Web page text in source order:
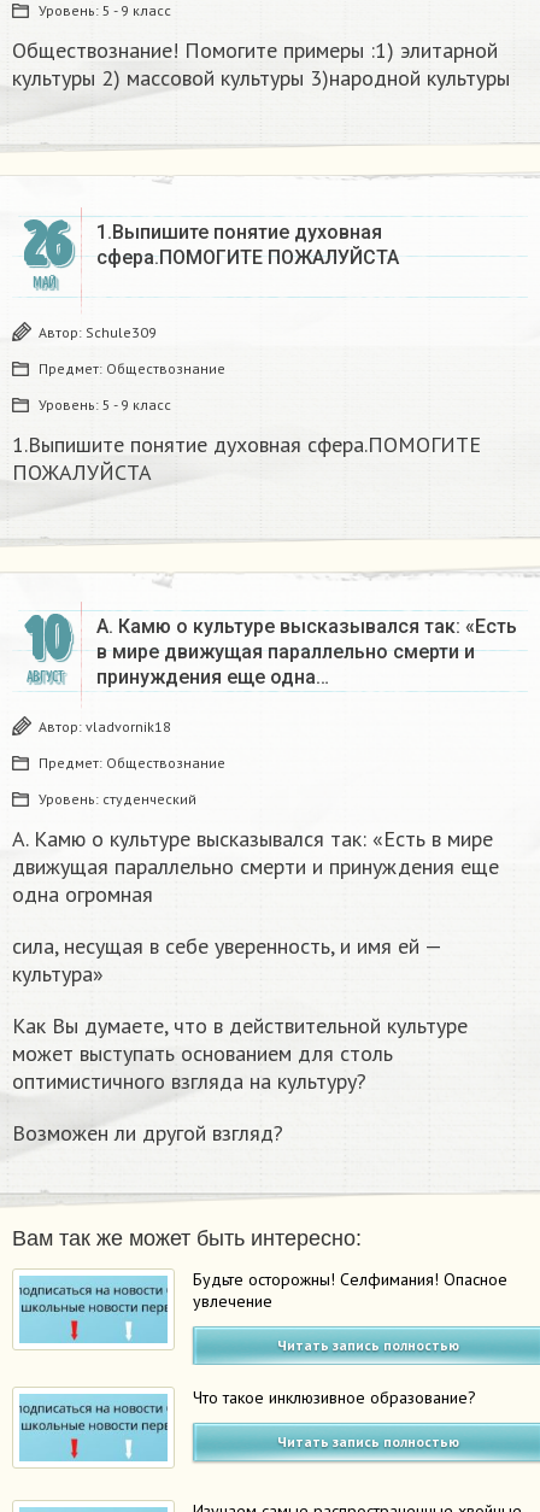
Уровень: 5 - 9 класс
Обществознание! Помогите примеры :1) элитарной
культуры 2) массовой культуры 3)народной культуры​
26
МАЙ
1.Выпишите понятие духовная
сфера.ПОМОГИТЕ ПОЖАЛУЙСТА​
Автор: Schule309
Предмет: Обществознание
Уровень: 5 - 9 класс
1.Выпишите понятие духовная сфера.ПОМОГИТЕ
ПОЖАЛУЙСТА​
10
АВГУСТ
А. Камю о культуре высказывался так: «Есть
в мире движущая параллельно смерти и
принуждения еще одна…
Автор: vladvornik18
Предмет: Обществознание
Уровень: студенческий
А. Камю о культуре высказывался так: «Есть в мире
движущая параллельно смерти и принуждения еще
одна огромная
сила, несущая в себе уверенность, и имя ей —
культура»
Как Вы думаете, что в действительной культуре
может выступать основанием для столь
оптимистичного взгляда на культуру?
Возможен ли другой взгляд?
Вам так же может быть интересно:
Будьте осторожны! Селфимания! Опасное
увлечение
Читать запись полностью
Что такое инклюзивное образование?
Читать запись полностью